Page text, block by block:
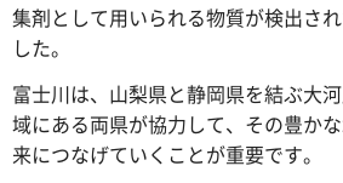
集剤として用いられる物質が検出さ
した。
富士川は、山梨県と静岡県を結ぶ大
域にある両県が協力して、その豊か
来につなげていくことが重要です。